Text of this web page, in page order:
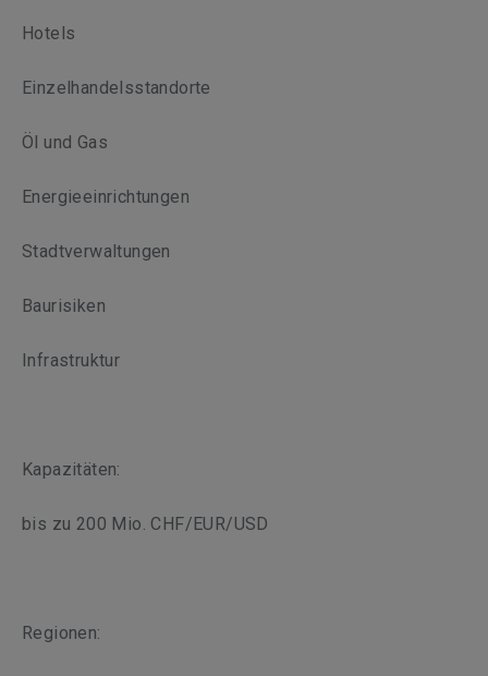
Hotels
Einzelhandelsstandorte
Öl und Gas
Energieeinrichtungen
Stadtverwaltungen
Baurisiken
Infrastruktur
Kapazitäten:
bis zu 200 Mio. CHF/EUR/USD
Regionen: